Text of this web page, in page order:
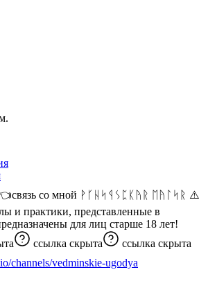
со мной ᚹᚴᚺᛋᛩᛊᛈᛕᚤᚱ ᛖᚤᛚᛋᚱ ⚠️
и практики, представленные в
для лиц старше 18 лет!
ссылка скрыта
ссылка скрыта
channels/vedminskie-ugodya